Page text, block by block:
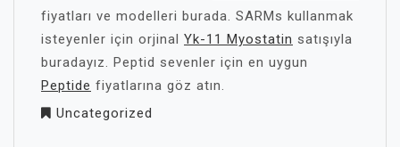
fiyatları ve modelleri burada. SARMs kullanmak
isteyenler için orjinal Yk-11 Myostatin satışıyla
buradayız. Peptid sevenler için en uygun
Peptide fiyatlarına göz atın.
Uncategorized